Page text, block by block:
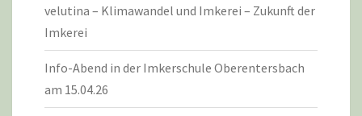
velutina – Klimawandel und Imkerei – Zukunft der
Imkerei
Info-Abend in der Imkerschule Oberentersbach
am 15.04.26